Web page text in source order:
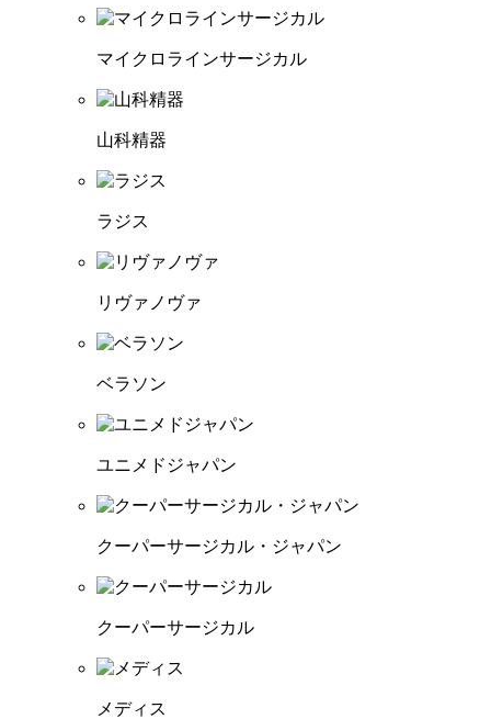
マイクロラインサージカル
山科精器
ラジス
リヴァノヴァ
ベラソン
ユニメドジャパン
クーパーサージカル・ジャパン
クーパーサージカル
メディス